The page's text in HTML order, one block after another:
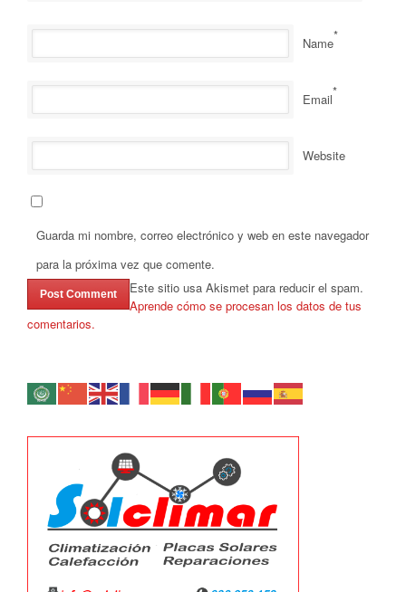
Name*
Email*
Website
Guarda mi nombre, correo electrónico y web en este navegador
para la próxima vez que comente.
Este sitio usa Akismet para reducir el spam.
Aprende cómo se procesan los datos de tus
comentarios.